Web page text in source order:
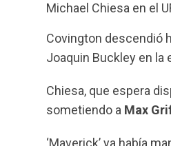
Michael Chiesa en el
Covington descendió
Joaquin Buckley en la
Chiesa, que espera
sometiendo a Max
‘Maverick’ ya había